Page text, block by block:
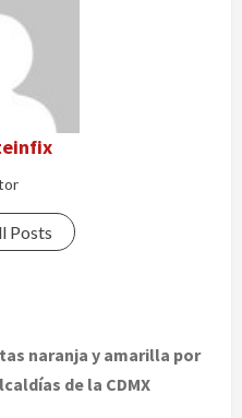
Posts
naranja y amarilla por
de la CDMX